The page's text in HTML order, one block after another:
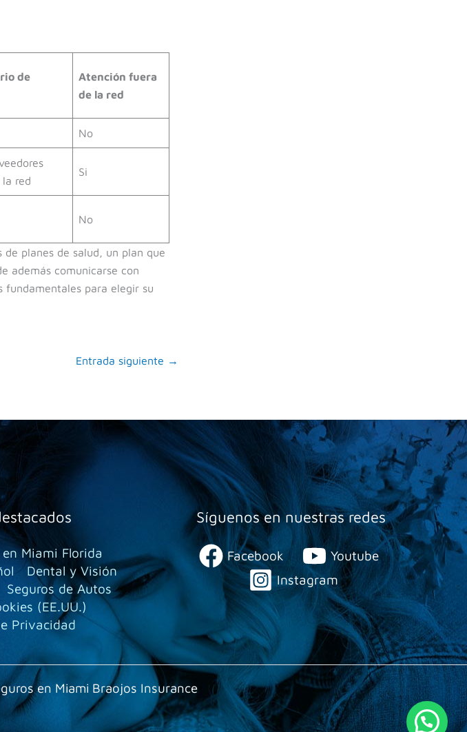
de
Atención fuera
de la red
No
red
Si
No
planes de salud, un plan que
además comunicarse con
fundamentales para elegir su
Entrada siguiente →
Miami Florida
Dental y Visión
Seguros de Autos
(EE.UU.)
Privacidad
Síguenos en nuestras redes
Facebook
Youtube
Instagram
en Miami Braojos Insurance